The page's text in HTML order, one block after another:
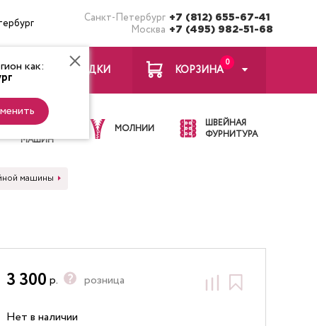
Санкт-Петербург +7 (812) 655-67-41
Москва +7 (495) 982-51-68
как: ЗАКЛАДКИ
0
КОРЗИНА
ИГЛЫ ДЛЯ
ШВЕЙНЫХ
МАШИН
МОЛНИИ
ШВЕЙНАЯ
ФУРНИТУРА
машины
3 300 р. розница
Нет в наличии